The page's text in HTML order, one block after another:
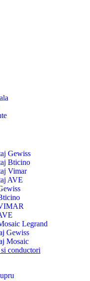
Gewiss
Bticino
Vimar
AVE
Legrand
Gewiss
Mosaic
conductori